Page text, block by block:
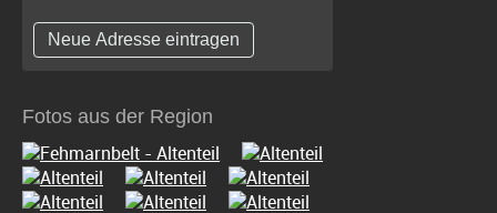
Neue Adresse eintragen
Fotos aus der Region